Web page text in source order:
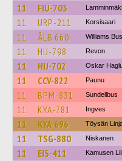
11 FIU-703 Lamminmäki
11 URP-211 Korsisaari
11 ÅLB 660 Williams
11 HIJ-798 Revon
11 HIJ-702 Oskar
11 CCV-822 Paunu
11 BPM-831 Sundellbus
11 KYA-781 Ingves
11 KYA-696 Töysän
11 TSG-880 Niskanen
11 EIS-411 Kamusen